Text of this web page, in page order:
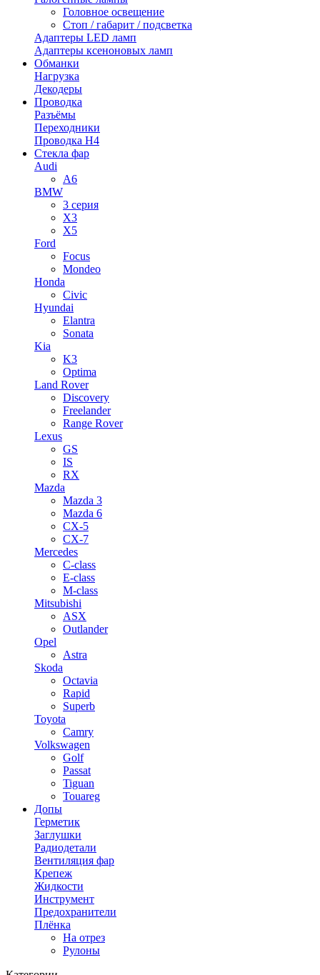
Головное освещение
Стоп / габарит / подсветка
Адаптеры LED ламп
Адаптеры ксеноновых ламп
Обманки
Нагрузка
Декодеры
Проводка
Разъёмы
Переходники
Проводка H4
Стекла фар
Audi
A6
BMW
3 серия
X3
X5
Ford
Focus
Mondeo
Honda
Civic
Hyundai
Elantra
Sonata
Kia
K3
Optima
Land Rover
Discovery
Freelander
Range Rover
Lexus
GS
IS
RX
Mazda
Mazda 3
Mazda 6
CX-5
CX-7
Mercedes
C-class
E-class
M-class
Mitsubishi
ASX
Outlander
Opel
Astra
Skoda
Octavia
Rapid
Superb
Toyota
Camry
Volkswagen
Golf
Passat
Tiguan
Touareg
Допы
Герметик
Заглушки
Радиодетали
Вентиляция фар
Крепеж
Жидкости
Инструмент
Предохранители
Плёнка
На отрез
Рулоны